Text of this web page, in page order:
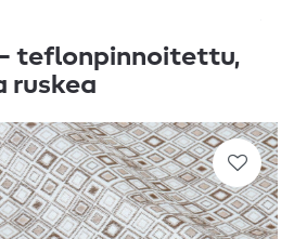
teflonpinnoitettu,
ruskea